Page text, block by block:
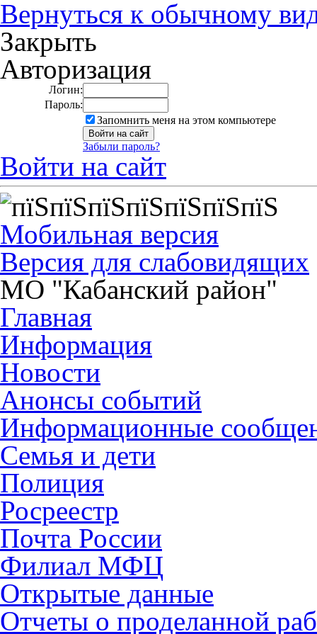
Вернуться к обычному
Закрыть
Авторизация
Логин:
Пароль:
Запомнить меня на этом компьютере
Забыли пароль?
Войти на сайт
Мобильная версия
Версия для слабовидящих
МО "Кабанский район"
Главная
Информация
Новости
Анонсы событий
Информационные
Семья и дети
Полиция
Росреестр
Почта России
Филиал МФЦ
Открытые данные
Отчеты о проделанной